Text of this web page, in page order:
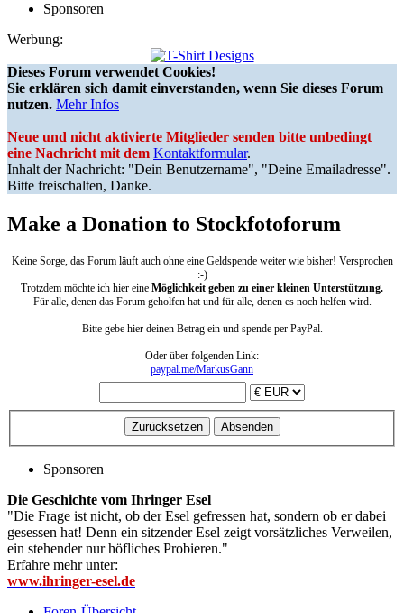
Sponsoren
Werbung:
Dieses Forum verwendet Cookies!
Sie erklären sich damit einverstanden, wenn Sie dieses Forum
nutzen. Mehr Infos
Neue und nicht aktivierte Mitglieder senden bitte unbedingt
eine Nachricht mit dem Kontaktformular.
Inhalt der Nachricht: "Dein Benutzername", "Deine Emailadresse".
Bitte freischalten, Danke.
Make a Donation to Stockfotoforum
Keine Sorge, das Forum läuft auch ohne eine Geldspende weiter wie bisher! Versprochen
:-)
Trotzdem möchte ich hier eine Möglichkeit geben zu einer kleinen Unterstützung.
Für alle, denen das Forum geholfen hat und für alle, denen es noch helfen wird.
Bitte gebe hier deinen Betrag ein und spende per PayPal.
Oder über folgenden Link:
paypal.me/MarkusGann
Sponsoren
Die Geschichte vom Ihringer Esel
"Die Frage ist nicht, ob der Esel gefressen hat, sondern ob er dabei
gesessen hat! Denn ein sitzender Esel zeigt vorsätzliches Verweilen,
ein stehender nur höfliches Probieren."
Erfahre mehr unter:
www.ihringer-esel.de